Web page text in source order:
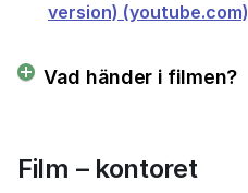
version) (youtube.com)
Vad händer i filmen?
Film – kontoret